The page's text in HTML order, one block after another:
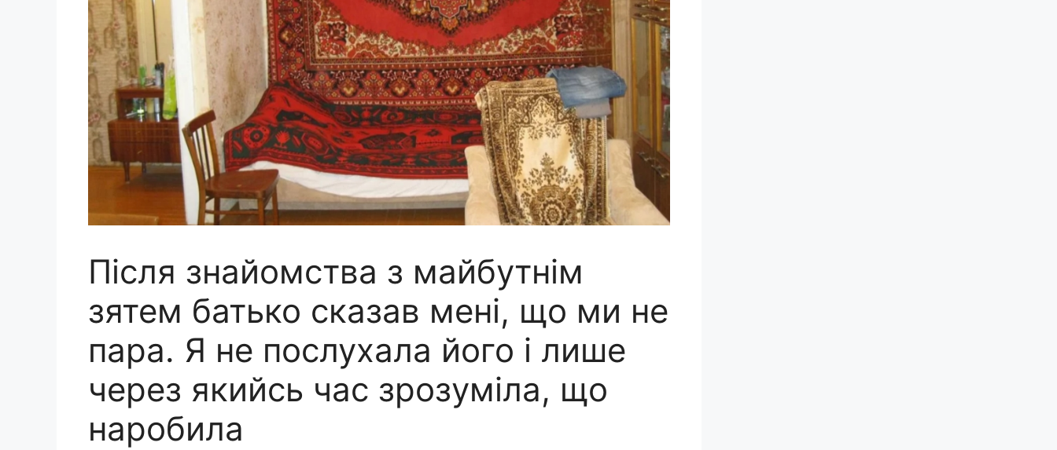
Після знайомства з майбутнім
зятем батько сказав мені, що ми не
пара. Я не послухала його і лише
через якийсь час зрозуміла, що
наробила